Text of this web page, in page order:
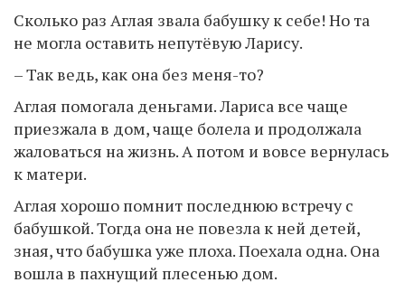
Сколько раз Аглая звала бабушку к себе! Но та
не могла оставить непутёвую Ларису.
– Так ведь, как она без меня-то?
Аглая помогала деньгами. Лариса все чаще
приезжала в дом, чаще болела и продолжала
жаловаться на жизнь. А потом и вовсе вернулась
к матери.
Аглая хорошо помнит последнюю встречу с
бабушкой. Тогда она не повезла к ней детей,
зная, что бабушка уже плоха. Поехала одна. Она
вошла в пахнущий плесенью дом.